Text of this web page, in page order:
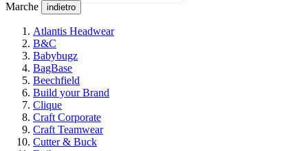
Marche indietro
Atlantis Headwear
B&C
Babybugz
BagBase
Beechfield
Build your Brand
Clique
Craft Corporate
Craft Teamwear
Cutter & Buck